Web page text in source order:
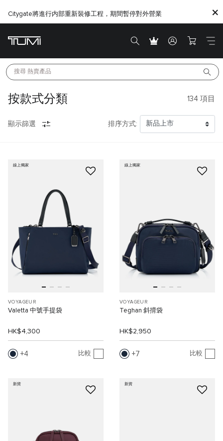
Citygate將進行内部重新裝修工程，期間暫停對外營業
搜尋 熱賣產品
按款式分類 134 項目
顯示篩選 排序方式:
線上獨家
VOYAGEUR
Valetta 中號手提袋
HK$4,300
4 比較
線上獨家
VOYAGEUR
Teghan 斜揹袋
HK$2,950
7 比較
新貨 新貨